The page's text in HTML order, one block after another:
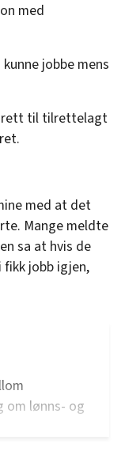
med
jobbe mens
rett til tilrettelagt
med at det
Mange meldte
sa at hvis de
jobb igjen,
om lønns- og
inneholde